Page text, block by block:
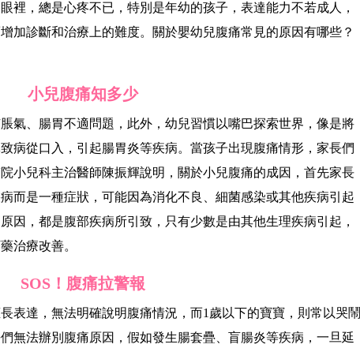
裡，總是心疼不已，特別是年幼的孩子，表達能力不若成人，
加診斷和治療上的難度。關於嬰幼兒腹痛常見的原因有哪些？
小兒腹痛知多少
氣、腸胃不適問題，此外，幼兒習慣以嘴巴探索世界，像是將
病從口入，引起腸胃炎等疾病。當孩子出現腹痛情形，家長們
小兒科主治醫師陳振輝說明，關於小兒腹痛的成因，首先家長
而是一種症狀，可能因為消化不良、細菌感染或其他疾病引起
因，都是腹部疾病所引致，只有少數是由其他生理疾病引起，
治療改善。
SOS！腹痛拉警報
表達，無法明確說明腹痛情況，而1歲以下的寶寶，則常以哭鬧
無法辦別腹痛原因，假如發生腸套疊、盲腸炎等疾病，一旦延